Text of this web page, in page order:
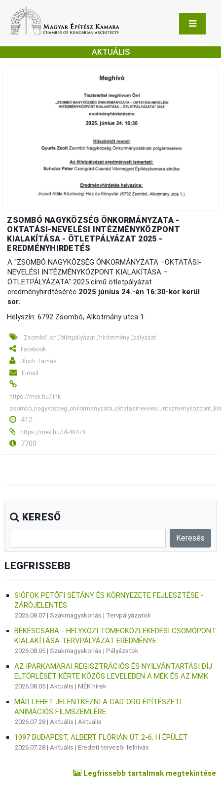
AKTUÁLIS
ZSOMBÓ NAGYKÖZSÉG ÖNKORMÁNYZATA -
OKTATÁSI-NEVELÉSI INTÉZMÉNYKÖZPONT
KIALAKÍTÁSA - ÖTLETPÁLYÁZAT 2025 -
EREDMÉNYHIRDETÉS
A "ZSOMBÓ NAGYKÖZSÉG ÖNKORMÁNYZATA –OKTATÁSI-
NEVELÉSI INTÉZMÉNYKÖZPONT KIALAKÍTÁSA –
ÖTLETPÁLYÁZATA" 2025 című ötletpályázat
eredményhirdtésérée 2025 június 24.-én 16:30-kor kerül
sor.
Helyszín: 6792 Zsombó, Alkotmány utca 1.
'Zsombó','on','ötletpályázat','hirdetmény','pályázat'
Facebook
Ulrich Tamás
E-mail
https://mek.hu/link-
412
https://mek.hu/id-48478
7700
KERESŐ
LEGFRISSEBB
SIÓFOK PETŐFI SÉTÁNY ÉS KÖRNYEZETE FEJLESZTÉSE -
ZÁRÓJELENTÉS
2026.08.07 | Szakmagyakorlás | Tervpályázatok
BÉKÉSCSABA - HELYKÖZI TÖMEGKÖZLEKEDÉSI CSOMÓPONT
KIALAKÍTÁSA TERVPÁLYÁZAT EREDMÉNYE
2026.08.05 | Szakmagyakorlás |Pályázatok
AZ IPARKAMARAI REGISZTRÁCIÓS ÉS NYILVÁNTARTÁSI DÍJ
ELTÖRLÉSÉT KÉRTE KÖZÖS LEVELÉBEN A MÉK ÉS AZ MMK
2026.08.05 |Aktuális |MÉK hírek
MÁR LEHET JELENTKEZNI A CAD`ORO ÉPÍTÉSZETI
ANIMÁCIÓS FILMSZEMLÉRE
2026.07.28 |Aktuális |Aktuális
1097 BUDAPEST, ALBERT FLÓRIÁN ÚT 2-6. H ÉPÜLET
2026.07.28 |Aktuális |Eredeti tervezői felhívás
Legfrissebb tartalmak megtekintése